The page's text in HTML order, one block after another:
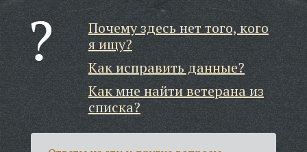
Почему здесь нет того, кого
я ищу?
Как исправить данные?
Как мне найти ветерана из
списка?